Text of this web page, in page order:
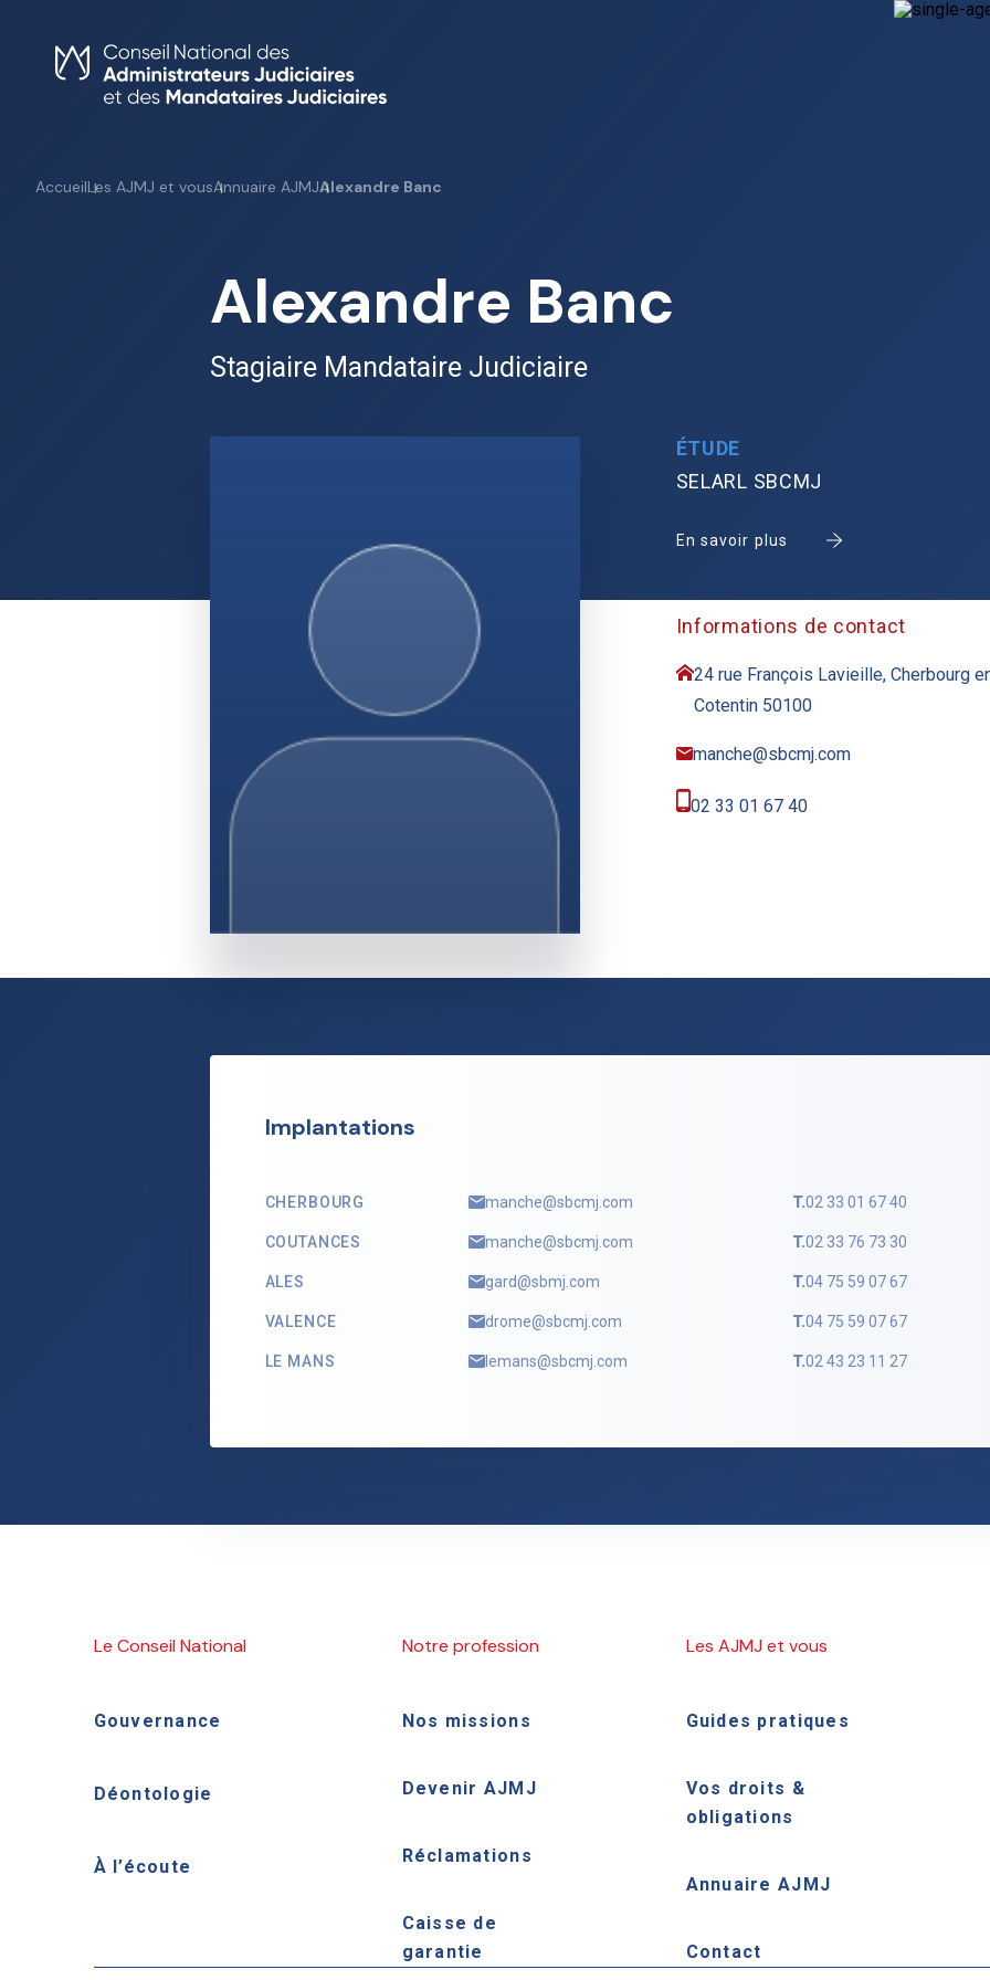
content
AccueilLes AJMJ et vousAnnuaire AJMJAlexandre Banc
Alexandre Banc
Stagiaire Mandataire Judiciaire
ÉTUDE
SELARL SBCMJ
En savoir plus
Informations de contact
24 rue François Lavieille, Cherbourg
Cotentin 50100
manche@sbcmj.com
02 33 01 67 40
Implantations
CHERBOURG manche@sbcmj.com T.02 33 01 67 40
COUTANCES manche@sbcmj.com T.02 33 76 73 30
ALES gard@sbmj.com T.04 75 59 07 67
VALENCE drome@sbcmj.com T.04 75 59 07 67
LE MANS lemans@sbcmj.com T.02 43 23 11 27
Le Conseil National
Gouvernance
Déontologie
À l’écoute
Notre profession
Nos missions
Devenir AJMJ
Réclamations
Caisse de
garantie
Les AJMJ et vous
Guides pratiques
Vos droits &
obligations
Annuaire AJMJ
Contact